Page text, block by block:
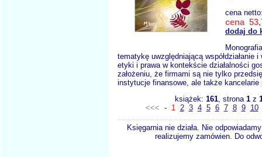
cena
cena
dodaj do
tematykę uwzględniającą współdziałanie i
etyki i prawa w kontekście działalności
założeniu, że firmami są nie tylko
instytucje finansowe, ale także
książek: 161, strona 1z
<<< - 1 2 3 4 5 6 7 8 9 10
Księgarnia nie działa. Nie
realizujemy zamówien. Do